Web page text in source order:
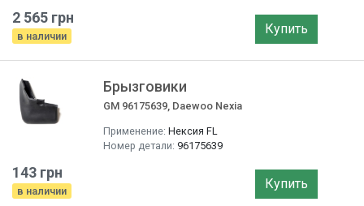
2 565 грн
в наличии Купить
Брызговики
GM 96175639, Daewoo Nexia
Применение: Нексия FL
Номер детали: 96175639
143 грн
в наличии Купить